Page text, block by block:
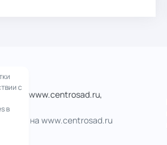
на www.centrosad.ru,
на www.centrosad.ru
с
в